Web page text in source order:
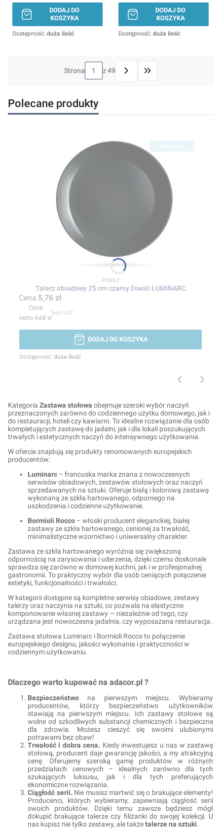
DODAJ DO
KOSZYKA
Dostępność: duża ilość
DODAJ DO
KOSZYKA
Dostępność: duża ilość
Strona z 49 Przejdź do ostatniej
Polecane produkty
Kod produktu
P0867
Talerz obiadowy 25 cm czarny Diwali LUMINARC
Cena 5,76 zł
Cena
4,68 zł
bez VAT
DODAJ DO KOSZYKA
Dostępność: duża ilość
Kategoria Zastawa stołowa obejmuje szeroki wybór naczyń
przeznaczonych zarówno do codziennego użytku domowego, jak i
do restauracji, hoteli czy kawiarni. To idealne rozwiązanie dla osób
kompletujących zastawę do jadalni, jak i dla lokali poszukujących
trwałych i estetycznych naczyń do intensywnego użytkowania.
W ofercie znajdują się produkty renomowanych europejskich
producentów:
Luminarc – francuska marka znana z nowoczesnych
serwisów obiadowych, zestawów stołowych oraz naczyń
sprzedawanych na sztuki. Oferuje białą i kolorową zastawę
wykonaną ze szkła hartowanego, odpornego na
uszkodzenia i codzienne użytkowanie.
Bormioli Rocco – włoski producent eleganckiej, białej
zastawy ze szkła hartowanego, cenionej za trwałość,
minimalistyczne wzornictwo i uniwersalny charakter.
Zastawa ze szkła hartowanego wyróżnia się zwiększoną
odpornością na zarysowania i uderzenia, dzięki czemu doskonale
sprawdza się zarówno w domowej kuchni, jak i w profesjonalnej
gastronomii. To praktyczny wybór dla osób ceniących połączenie
estetyki, funkcjonalności i trwałości.
W kategorii dostępne są kompletne serwisy obiadowe, zestawy
talerzy oraz naczynia na sztuki, co pozwala na elastyczne
komponowanie własnej zastawy — niezależnie od tego, czy
urządzana jest nowoczesna jadalnia, czy wyposażana restauracja.
Zastawa stołowa Luminarc i Bormioli Rocco to połączenie
europejskiego designu, jakości wykonania i praktyczności w
codziennym użytkowaniu.
Dlaczego warto kupować na adacor.pl ?
Bezpieczeństwo na pierwszym miejscu. Wybieramy
producentów, którzy bezpieczeństwo użytkowników
stawiają na pierwszym miejscu. Ich zastawy stołowe są
wolne od szkodliwych substancji chemicznych i bezpieczne
dla zdrowia. Możesz cieszyć się swoimi ulubionymi
potrawami bez obaw!
Trwałość i dobra cena. Kiedy inwestujesz u nas w zastawę
stołową, producent daje gwarancję jakości, a my atrakcyjną
cenę. Oferujemy szeroką gamę produktów w różnych
przedziałach cenowych – idealnych zarówno dla tych
szukających luksusu, jak i dla tych preferujących
ekonomiczne rozwiązania.
Ciągłość serii. Nie musisz martwić się o brakujące elementy!
Producenci, których wybieramy, zapewniają ciągłość serii
swoich produktów. Dzięki temu zawsze będziesz mógł
dokupić brakujące talerze czy filiżanki do swojej kolekcji. U
nas kupisz nie tylko zestawy, ale takżetalerze na sztuki.